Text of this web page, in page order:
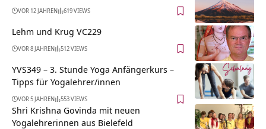
VOR 12 JAHREN 619 VIEWS
Lehm und Krug VC229
VOR 8 JAHREN 512 VIEWS
YVS349 – 3. Stunde Yoga Anfängerkurs –
Tipps für Yogalehrer/innen
VOR 5 JAHREN 553 VIEWS
Shri Krishna Govinda mit neuen
Yogalehrerinnen aus Bielefeld